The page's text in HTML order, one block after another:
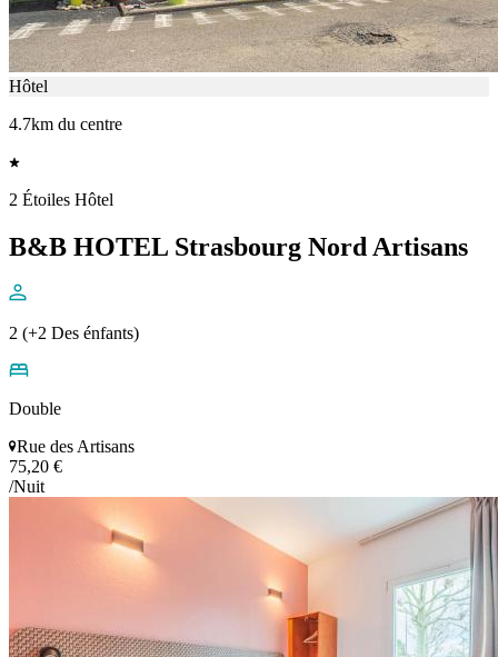
Hôtel
4.7km du centre
2 Étoiles Hôtel
B&B HOTEL Strasbourg Nord Artisans
2 (+2 Des énfants)
Double
Rue des Artisans
75,20 €
/Nuit